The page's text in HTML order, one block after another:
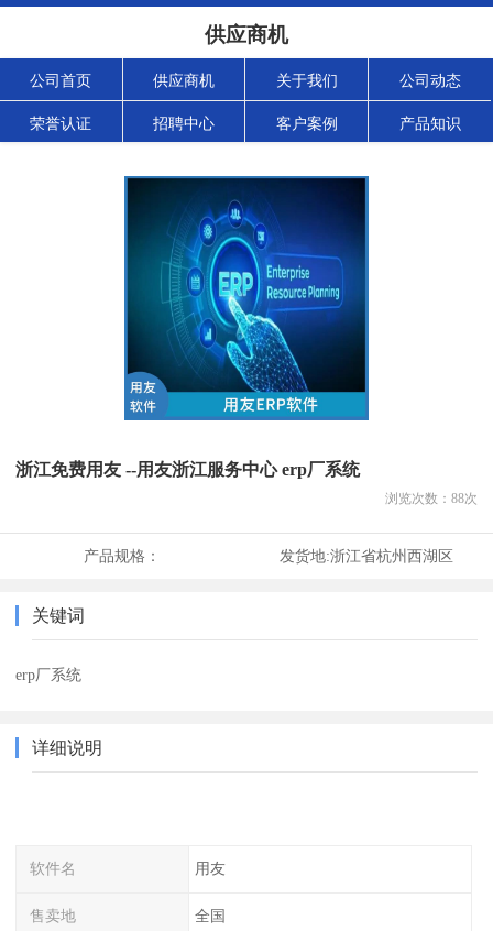
供应商机
公司首页 供应商机 关于我们 公司动态
荣誉认证 招聘中心 客户案例 产品知识
浙江免费用友 --用友浙江服务中心 erp厂系统
浏览次数： 88次
产品规格： 发货地:浙江省杭州西湖区
关键词
erp厂系统
详细说明
软件名 用友
售卖地 全国